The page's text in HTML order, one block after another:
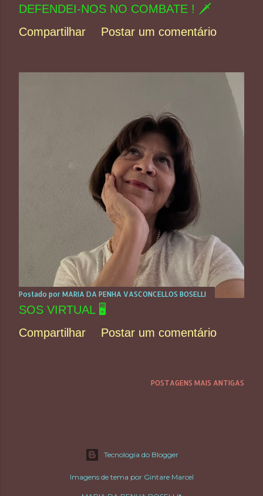
DEFENDEI-NOS NO COMBATE ! 🗡️
Compartilhar
Postar um comentário
Postado por MARIA DA PENHA VASCONCELLOS BOSELLI
SOS VIRTUAL 🖥️
Compartilhar
Postar um comentário
POSTAGENS MAIS ANTIGAS
Tecnologia do Blogger
Imagens de tema por Gintare Marcel